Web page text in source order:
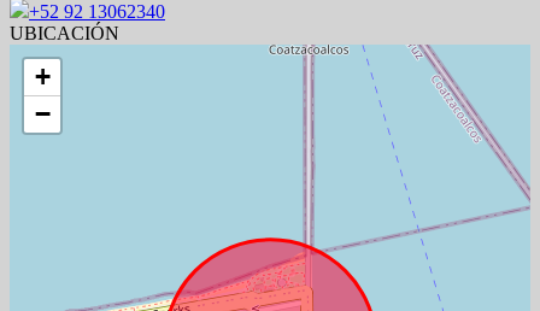
+52 92 13062340
UBICACIÓN
+
−